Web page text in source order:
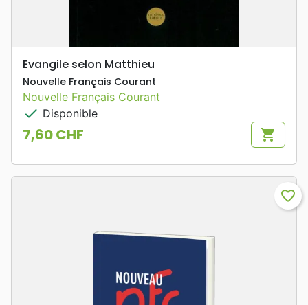
Evangile selon Matthieu
Nouvelle Français Courant
Nouvelle Français Courant
check Disponible
Prix
7,60 CHF shopping_cart
favorite_border